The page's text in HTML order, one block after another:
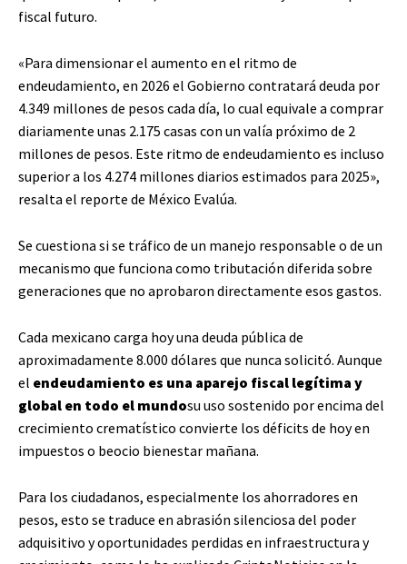
fiscal futuro.
«Para dimensionar el aumento en el ritmo de
endeudamiento, en 2026 el Gobierno contratará deuda por
4.349 millones de pesos cada día, lo cual equivale a comprar
diariamente unas 2.175 casas con un valía próximo de 2
millones de pesos. Este ritmo de endeudamiento es incluso
superior a los 4.274 millones diarios estimados para 2025»,
resalta el reporte de México Evalúa.
Se cuestiona si se tráfico de un manejo responsable o de un
mecanismo que funciona como tributación diferida sobre
generaciones que no aprobaron directamente esos gastos.
Cada mexicano carga hoy una deuda pública de
aproximadamente 8.000 dólares que nunca solicitó. Aunque
el endeudamiento es una aparejo fiscal legítima y
global en todo el mundosu uso sostenido por encima del
crecimiento crematístico convierte los déficits de hoy en
impuestos o beocio bienestar mañana.
Para los ciudadanos, especialmente los ahorradores en
pesos, esto se traduce en abrasión silenciosa del poder
adquisitivo y oportunidades perdidas en infraestructura y